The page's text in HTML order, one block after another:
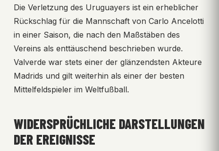
Die Verletzung des Uruguayers ist ein erheblicher
Rückschlag für die Mannschaft von Carlo Ancelotti
in einer Saison, die nach den Maßstäben des
Vereins als enttäuschend beschrieben wurde.
Valverde war stets einer der glänzendsten Akteure
Madrids und gilt weiterhin als einer der besten
Mittelfeldspieler im Weltfußball.
WIDERSPRÜCHLICHE DARSTELLUNGEN
DER EREIGNISSE